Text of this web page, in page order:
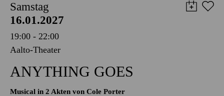
Samstag
16.01.2027
19:00 - 22:00
Aalto-Theater
ANYTHING GOES
Musical in 2 Akten von Cole Porter